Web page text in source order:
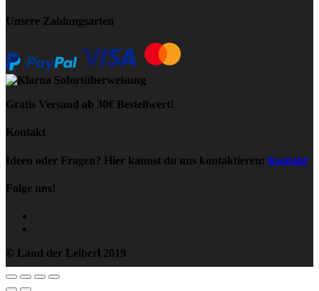
Unsere Zahlungsarten
Gratis Versand ab 30€ Bestellwert!
Kontakt
Ideen oder Fragen? Hier kannst du uns kontaktieren: Kontakt
Folge uns!
© Land der Leiberl 2019